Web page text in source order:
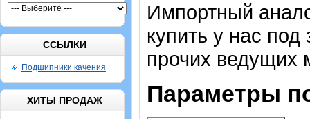
ССЫЛКИ
Подшипники качения
ХИТЫ ПРОДАЖ
Импортный
купить у нас под
прочих
Параметры